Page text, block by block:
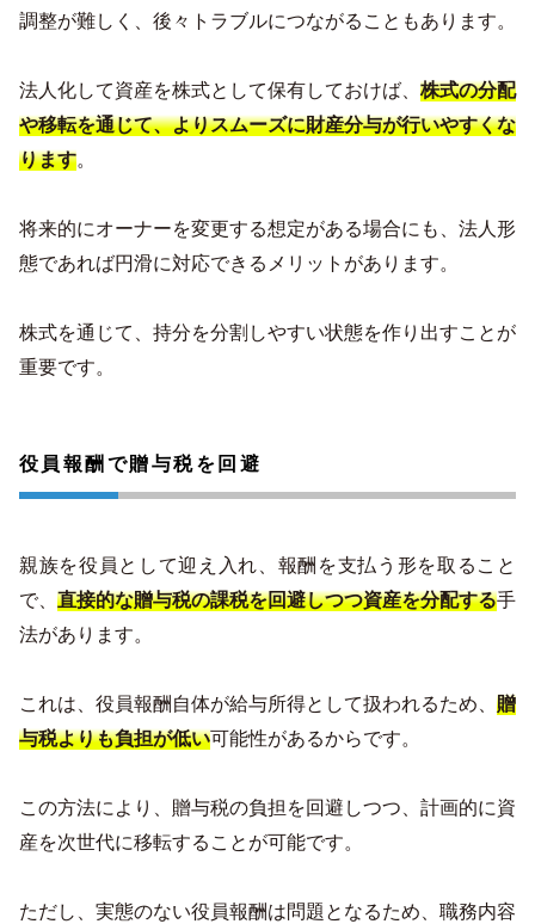
調整が難しく、後々トラブルにつながることもあります。
法人化して資産を株式として保有しておけば、 株式の分配
や移転を通じて、よりスムーズに財産分与が行いやすくな
ります。
将来的にオーナーを変更する想定がある場合にも、法人形
態であれば円滑に対応できるメリットがあります。
株式を通じて、持分を分割しやすい状態を作り出すことが
重要です。
役員報酬で贈与税を回避
親族を役員として迎え入れ、報酬を支払う形を取ること
で、 直接的な贈与税の課税を回避しつつ資産を分配する手
法があります。
これは、役員報酬自体が給与所得として扱われるため、 贈
与税よりも負担が低い可能性があるからです。
この方法により、贈与税の負担を回避しつつ、計画的に資
産を次世代に移転することが可能です。
ただし、実態のない役員報酬は問題となるため、職務内容